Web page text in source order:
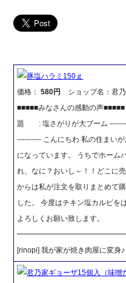
豚塩ハラミ150ｇ
価格：580円
ショップ名：君
■■■■■みなさんの感動の声
題 : 塩さがりが大ブーム
---------- こんにちわ 私の住まい
になっています。 うちでホーム
れ、なに？おいし～！！どこに
からは私が注文を取りまとめて
した。 今度はチキン塩カルビを
よろしくお願い致します。
[rinopi] 我が家が焼き肉屋に変身♪
君乃家ギョーザ15個入（味噌